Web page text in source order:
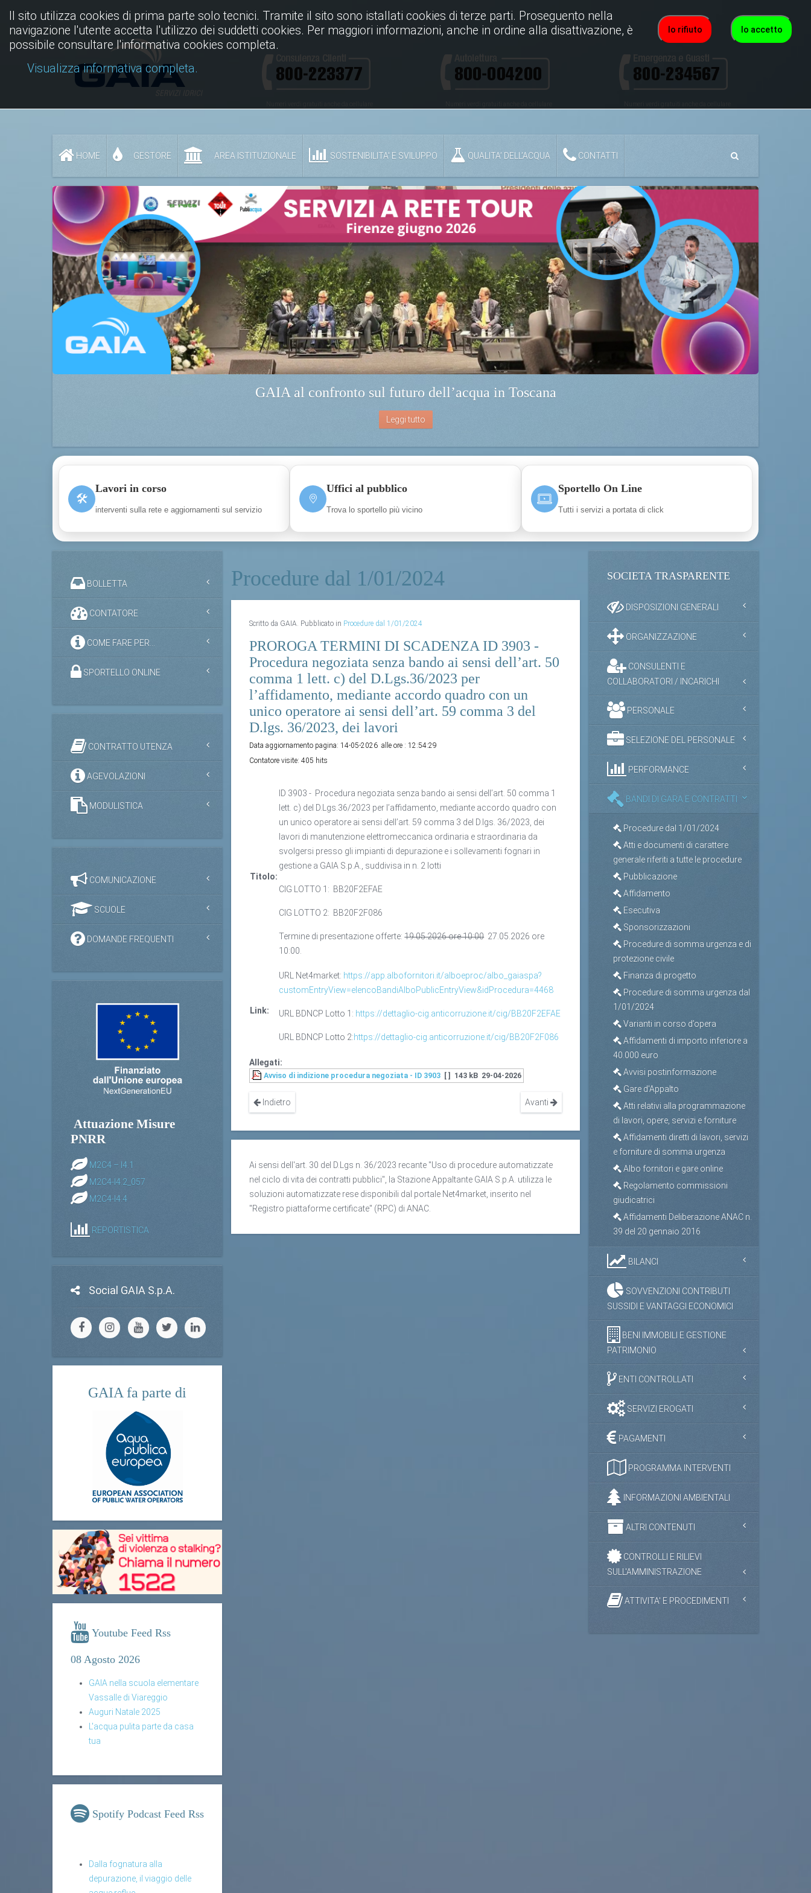
HOME GESTORE AREA ISTITUZIONALE SOSTENIBILITA' E SVILUPPO QUALITA’ DELL’ACQUA CONTATTI
GAIA al confronto sul futuro dell’acqua in Toscana
Leggi tutto
🛠
Lavori in corso
interventi sulla rete e aggiornamenti sul servizio
Uffici al pubblico
Trova lo sportello più vicino
Sportello On Line
Tutti i servizi a portata di click
Procedure dal 1/01/2024
Scritto da GAIA. Pubblicato in Procedure dal 1/01/2024
PROROGA TERMINI DI SCADENZA ID 3903 -
Procedura negoziata senza bando ai sensi dell’art. 50
comma 1 lett. c) del D.Lgs.36/2023 per
l’affidamento, mediante accordo quadro con un
unico operatore ai sensi dell’art. 59 comma 3 del
D.lgs. 36/2023, dei lavori
Data aggiornamento pagina:14-05-2026 alle ore :12:54:29
Contatore visite:405 hits
Titolo:
ID 3903 - Procedura negoziata senza bando ai sensi dell’art. 50 comma 1
lett. c) del D.Lgs.36/2023 per l’affidamento, mediante accordo quadro con
un unico operatore ai sensi dell’art. 59 comma 3 del D.lgs. 36/2023, dei
lavori di manutenzione elettromeccanica ordinaria e straordinaria da
svolgersi presso gli impianti di depurazione e i sollevamenti fognari in
gestione a GAIA S.p.A., suddivisa in n. 2 lotti
CIG LOTTO 1: BB20F2EFAE
CIG LOTTO 2: BB20F2F086
Termine di presentazione offerte:19.05.2026 ore 10:0027.05.2026 ore
10:00.
Link:
URL Net4market: https://app.albofornitori.it/alboeproc/albo_gaiaspa?
customEntryView=elencoBandiAlboPublicEntryView&idProcedura=4468
URL BDNCP Lotto 1: https://dettaglio-cig.anticorruzione.it/cig/BB20F2EFAE
URL BDNCP Lotto 2:https://dettaglio-cig.anticorruzione.it/cig/BB20F2F086
Allegati:
Avviso di indizione procedura negoziata - ID 3903 [ ] 143 kB 29-04-2026
Indietro Avanti
Ai sensi dell'art. 30 del D.Lgs n. 36/2023 recante "Uso di procedure automatizzate
nel ciclo di vita dei contratti pubblici", la Stazione Appaltante GAIA S.p.A. utilizza le
soluzioni automatizzate rese disponibili dal portale Net4market, inserito nel
"Registro piattaforme certificate" (RPC) di ANAC.
BOLLETTA
CONTATORE
COME FARE PER...
SPORTELLO ONLINE
CONTRATTO UTENZA
AGEVOLAZIONI
MODULISTICA
COMUNICAZIONE
SCUOLE
DOMANDE FREQUENTI
Attuazione Misure
PNRR
M2C4 – I4.1
M2C4-I4.2_057
M2C4-I4.4
REPORTISTICA
Social GAIA S.p.A.
GAIA fa parte di
Youtube Feed Rss
08 Agosto 2026
GAIA nella scuola elementare
Vassalle di Viareggio
Auguri Natale 2025
L'acqua pulita parte da casa
tua
Spotify Podcast Feed Rss
Dalla fognatura alla
depurazione, il viaggio delle
SOCIETA TRASPARENTE
DISPOSIZIONI GENERALI
ORGANIZZAZIONE
CONSULENTI E
COLLABORATORI / INCARICHI
PERSONALE
SELEZIONE DEL PERSONALE
PERFORMANCE
BANDI DI GARA E CONTRATTI
Procedure dal 1/01/2024
Atti e documenti di carattere
generale riferiti a tutte le procedure
Pubblicazione
Affidamento
Esecutiva
Sponsorizzazioni
Procedure di somma urgenza e di
protezione civile
Finanza di progetto
Procedure di somma urgenza dal
1/01/2024
Varianti in corso d’opera
Affidamenti di importo inferiore a
40.000 euro
Avvisi postinformazione
Gare d'Appalto
Atti relativi alla programmazione
di lavori, opere, servizi e forniture
Affidamenti diretti di lavori, servizi
e forniture di somma urgenza
Albo fornitori e gare online
Regolamento commissioni
giudicatrici
Affidamenti Deliberazione ANAC n.
39 del 20 gennaio 2016
BILANCI
SOVVENZIONI CONTRIBUTI
SUSSIDI E VANTAGGI ECONOMICI
BENI IMMOBILI E GESTIONE
PATRIMONIO
ENTI CONTROLLATI
SERVIZI EROGATI
PAGAMENTI
PROGRAMMA INTERVENTI
INFORMAZIONI AMBIENTALI
ALTRI CONTENUTI
CONTROLLI E RILIEVI
SULL'AMMINISTRAZIONE
ATTIVITA' E PROCEDIMENTI
Io accetto
Io rifiuto
Il sito utilizza cookies di prima parte solo tecnici. Tramite il sito sono istallati cookies di terze parti. Proseguento nella
navigazione l'utente accetta l'utilizzo dei suddetti cookies. Per maggiori informazioni, anche in ordine alla disattivazione, è
possibile consultare l'informativa cookies completa.
Visualizza informativa completa.